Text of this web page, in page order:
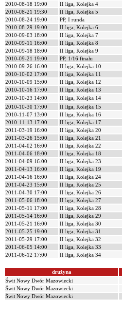
2010-08-18 19:00
II liga, Kolejka 4
2010-08-21 19:30
II liga, Kolejka 5
2010-08-24 19:00
PP, I runda
2010-08-29 19:00
II liga, Kolejka 6
2010-09-03 18:00
II liga, Kolejka 7
2010-09-11 16:00
II liga, Kolejka 8
2010-09-18 18:00
II liga, Kolejka 9
2010-09-21 19:00
PP, 1/16 finału
2010-09-26 16:00
II liga, Kolejka 10
2010-10-02 17:00
II liga, Kolejka 11
2010-10-09 15:00
II liga, Kolejka 12
2010-10-16 17:00
II liga, Kolejka 13
2010-10-23 14:00
II liga, Kolejka 14
2010-10-30 17:00
II liga, Kolejka 15
2010-11-07 13:00
II liga, Kolejka 16
2010-11-13 17:00
II liga, Kolejka 17
2011-03-19 16:00
II liga, Kolejka 20
2011-03-26 15:00
II liga, Kolejka 21
2011-04-02 16:00
II liga, Kolejka 22
2011-04-06 18:00
II liga, Kolejka 18
2011-04-09 16:00
II liga, Kolejka 23
2011-04-13 16:00
II liga, Kolejka 19
2011-04-16 16:00
II liga, Kolejka 24
2011-04-23 15:00
II liga, Kolejka 25
2011-04-30 17:00
II liga, Kolejka 26
2011-05-06 18:00
II liga, Kolejka 27
2011-05-11 17:00
II liga, Kolejka 28
2011-05-14 16:00
II liga, Kolejka 29
2011-05-21 16:00
II liga, Kolejka 30
2011-05-25 19:00
II liga, Kolejka 31
2011-05-29 17:00
II liga, Kolejka 32
2011-06-05 14:00
II liga, Kolejka 33
2011-06-12 17:00
II liga, Kolejka 34
drużyna
Świt Nowy Dwór Mazowiecki
Świt Nowy Dwór Mazowiecki
Świt Nowy Dwór Mazowiecki